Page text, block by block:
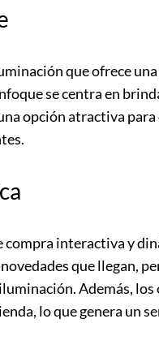
que ofrece
se centra en
opción atractiva
interactiva y
que llegan,
Además,
lo que genera un